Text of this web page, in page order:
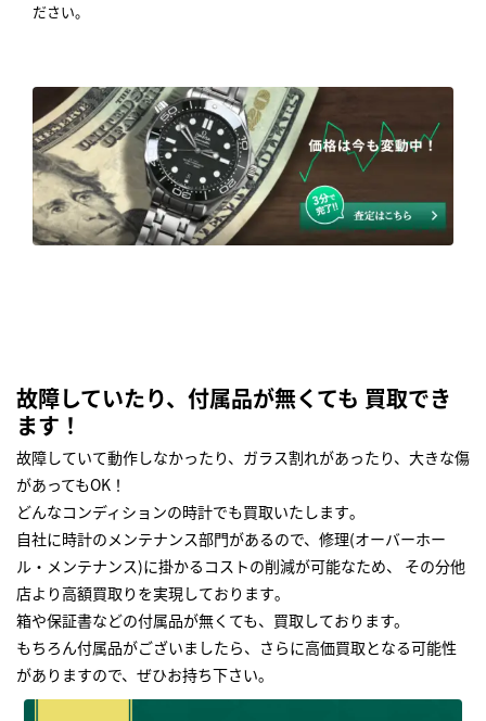
ださい。
故障していたり、付属品が無くても 買取でき
ます！
故障していて動作しなかったり、ガラス割れがあったり、大きな傷
があってもOK！
どんなコンディションの時計でも買取いたします｡
自社に時計のメンテナンス部門があるので、修理(オーバーホー
ル・メンテナンス)に掛かるコストの削減が可能なため、 その分他
店より高額買取りを実現しております｡
箱や保証書などの付属品が無くても、買取しております。
もちろん付属品がございましたら、さらに高価買取となる可能性
がありますので、ぜひお持ち下さい｡